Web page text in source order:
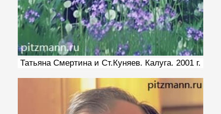
Татьяна Смертина и Ст.Куняев. Калуга. 2001 г.